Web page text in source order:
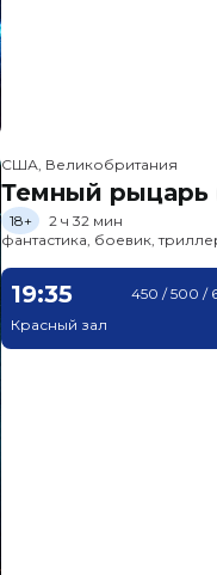
США, Великобритания
Темный рыцарь
18+
2 ч 32 мин
фантастика, боевик,
19:35
Красный зал
450 / 500 /